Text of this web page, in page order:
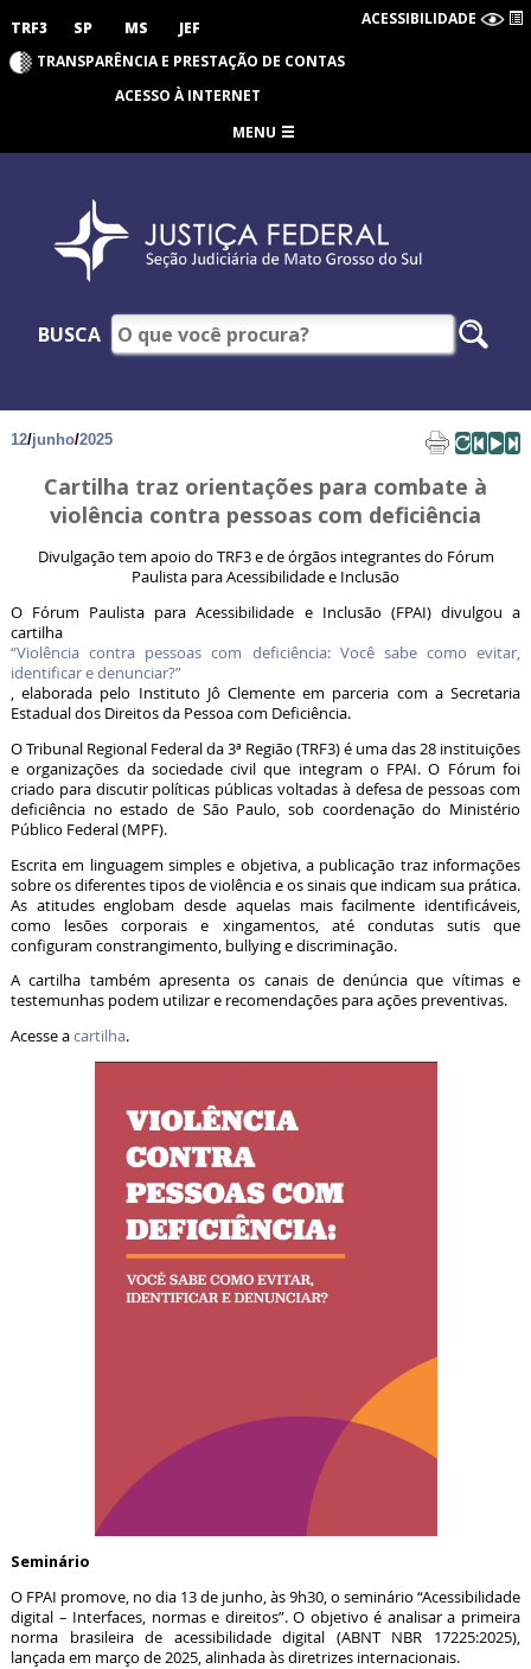
TRF3 SP MS JEF ACESSIBILIDADE
TRANSPARÊNCIA E PRESTAÇÃO DE CONTAS
ACESSO À INTERNET
MENU
BUSCA
12/junho/2025
Cartilha traz orientações para combate à
violência contra pessoas com deficiência
Divulgação tem apoio do TRF3 e de órgãos integrantes do Fórum
Paulista para Acessibilidade e Inclusão
O Fórum Paulista para Acessibilidade e Inclusão (FPAI) divulgou a
cartilha
“Violência contra pessoas com deficiência: Você sabe como evitar,
identificar e denunciar?”
, elaborada pelo Instituto Jô Clemente em parceria com a Secretaria
Estadual dos Direitos da Pessoa com Deficiência.
O Tribunal Regional Federal da 3ª Região (TRF3) é uma das 28 instituições
e organizações da sociedade civil que integram o FPAI. O Fórum foi
criado para discutir políticas públicas voltadas à defesa de pessoas com
deficiência no estado de São Paulo, sob coordenação do Ministério
Público Federal (MPF).
Escrita em linguagem simples e objetiva, a publicação traz informações
sobre os diferentes tipos de violência e os sinais que indicam sua prática.
As atitudes englobam desde aquelas mais facilmente identificáveis,
como lesões corporais e xingamentos, até condutas sutis que
configuram constrangimento, bullying e discriminação.
A cartilha também apresenta os canais de denúncia que vítimas e
testemunhas podem utilizar e recomendações para ações preventivas.
Acesse acartilha.
Seminário
O FPAI promove, no dia 13 de junho, às 9h30, o seminário “Acessibilidade
digital – Interfaces, normas e direitos”. O objetivo é analisar a primeira
norma brasileira de acessibilidade digital (ABNT NBR 17225:2025),
lançada em março de 2025, alinhada às diretrizes internacionais.